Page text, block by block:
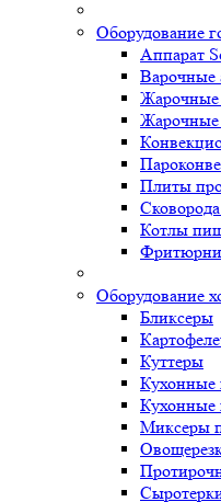
Оборудование
Аппарат
Варочные
Жарочные
Плиты
Котлы
Оборудование
Бликсеры
Куттеры
Кухонные
Кухонные
Миксеры